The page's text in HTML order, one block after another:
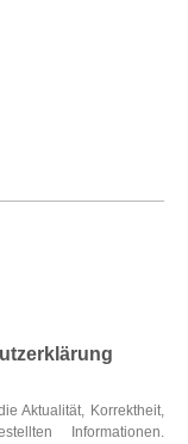
Aktualität, Korrektheit,
Informationen.